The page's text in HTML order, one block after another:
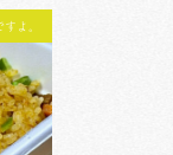
すよ。